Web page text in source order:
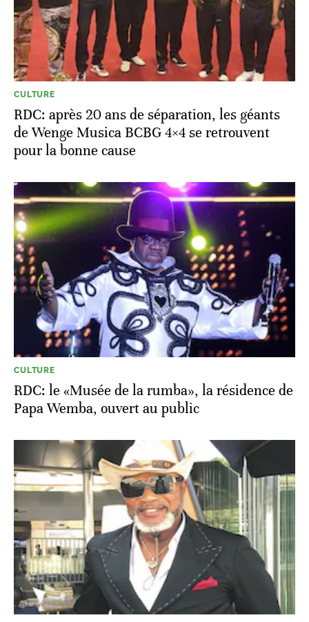
CULTURE
RDC: après 20 ans de séparation, les géants
de Wenge Musica BCBG 4×4 se retrouvent
pour la bonne cause
CULTURE
RDC: le «Musée de la rumba», la résidence de
Papa Wemba, ouvert au public